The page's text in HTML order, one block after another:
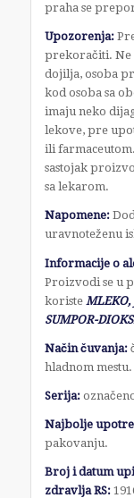
praha se
Upozorenja:
prekoračiti. Ne
dojilja, osoba
kod osoba sa
imaju neko
lekove, pre
ili
sastojak
sa lekarom.
Napomene:
uravnoteženu
Informacije o
Proizvodi se u
koriste MLEKO,
SUMPOR-
Način čuvanja:
hladnom mestu.
Serija:
Najbolje
pakovanju.
Broj i datum
zdravlja RS: